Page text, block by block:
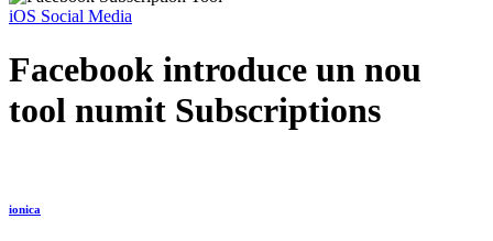
iOS Social Media
Facebook introduce un nou
tool numit Subscriptions
ionica